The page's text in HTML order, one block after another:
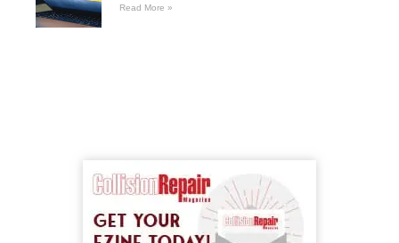
Read More »